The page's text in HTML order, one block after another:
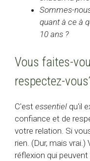
Sommes-
quant à ce à
10 ans ?
Vous faites-
respectez-
C'est essentiel qu'il
confiance et de
votre relation. Si
rien. (Dur, mais
réflexion qui